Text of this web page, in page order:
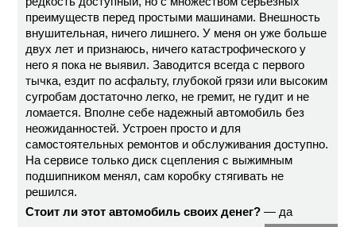
преимуществ перед простыми машинами. Внешность
внушительная, ничего лишнего. У меня он уже больше
двух лет и признаюсь, ничего катастрофического у
него я пока не выявил. Заводится всегда с первого
тычка, ездит по асфальту, глубокой грязи или высоким
сугробам достаточно легко, не гремит, не гудит и не
ломается. Вполне себе надежный автомобиль без
неожиданностей. Устроен просто и для
самостоятельных ремонтов и обслуживания доступно.
На сервисе только диск сцепления с выжимным
подшипником менял, сам коробку стягивать не
решился.
Стоит ли этот автомобиль своих денег? — да